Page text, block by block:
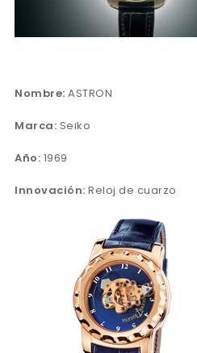
Nombre: ASTRON
Marca: Seiko
Año: 1969
Innovación: Reloj de cuarzo